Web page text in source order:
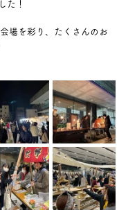
た！
場を彩り、たくさんのお